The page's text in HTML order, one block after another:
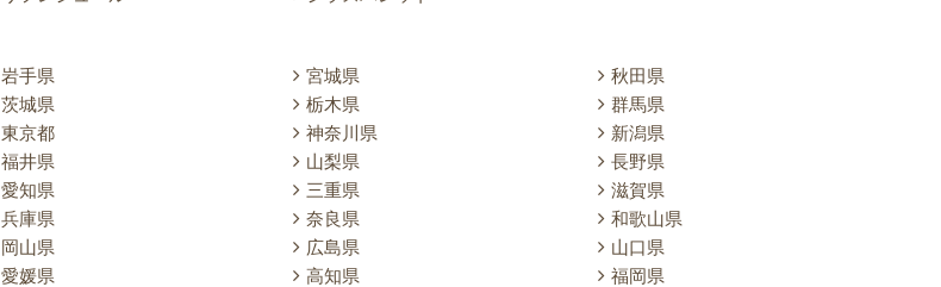
岩手県 宮城県
秋田県
茨城県 栃木県
群馬県
東京都 神奈川県
新潟県
福井県 山梨県
長野県
愛知県 三重県
滋賀県
兵庫県 奈良県
和歌山県
岡山県 広島県
山口県
愛媛県 高知県
福岡県